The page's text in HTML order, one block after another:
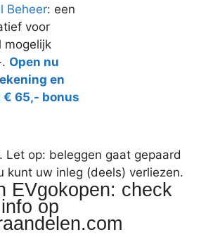
Beheer: een
voor
mogelijk
Open nu
en
65,- bonus
Let op: beleggen gaat gepaard
kunt uw inleg (deels) verliezen.
EVgokopen: check
op